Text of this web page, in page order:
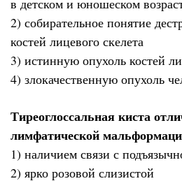
в детском и юношеском
2) собирательное понятие
костей лицевого скелета
3) истинную опухоль костей
4) злокачественную опухоль
Тиреоглоссальная киста
лимфатической
1) наличием связи с
2) ярко розовой слизистой